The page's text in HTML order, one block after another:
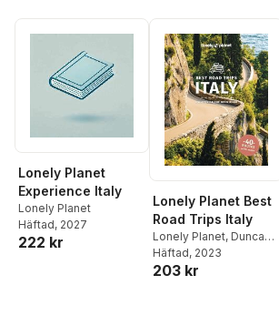
Lonely Planet
Experience Italy
Lonely Planet
Häftad, 2027
222 kr
Lonely Planet Best
Road Trips Italy
Lonely Planet, Duncan
Garwood,Brett
Atkinson
Häftad, 2023
203 kr